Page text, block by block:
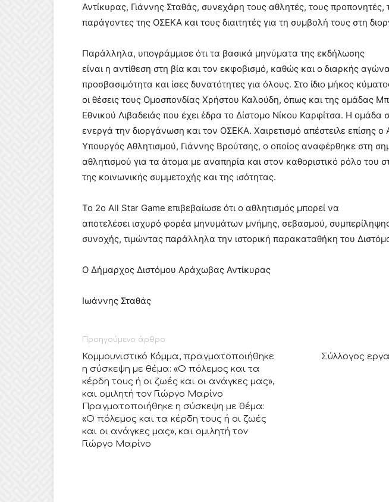
Αντίκυρας, Γιάννης Σταθάς, συνεχάρη τους αθλητές, τους προπονητές,
παράγοντες της ΟΣΕΚΑ και τους διαιτητές για τη συμβολή τους στη
Παράλληλα, υπογράμμισε ότι τα βασικά μηνύματα της εκδήλωσης
είναι η αντίθεση στη βία και τον εκφοβισμό, καθώς και ο διαρκής
προσβασιμότητα και ίσες δυνατότητες για όλους. Στο ίδιο μήκος
οι θέσεις τους Ομοσπονδίας Χρήστου Καλούδη, όπως και της ομάδας
Εθνικού Λιβαδειάς που έχει έδρα το Δίστομο Νίκου Καρφίτσα. Η ομάδα
ενεργά την διοργάνωση και τον ΟΣΕΚΑ. Χαιρετισμό απέστειλε επίσης
Υπουργός Αθλητισμού, Γιάννης Βρούτσης, ο οποίος αναφέρθηκε στη
αθλητισμού για τα άτομα με αναπηρία και στον καθοριστικό ρόλο του
της κοινωνικής συμμετοχής και της ισότητας.
Το 2ο All Star Game επιβεβαίωσε ότι ο αθλητισμός μπορεί να
αποτελέσει ισχυρό φορέα μηνυμάτων μνήμης, σεβασμού,
συνοχής, τιμώντας παράλληλα την ιστορική παρακαταθήκη του
Ο Δήμαρχος Διστόμου Αράχωβας Αντίκυρας
Ιωάννης Σταθάς
Προηγούμενο άρθρο
Κομμουνιστικό Κόμμα, πραγματοποιήθηκε
η σύσκεψη με θέμα: «Ο πόλεμος και τα
κέρδη τους ή οι ζωές και οι ανάγκες μας»,
και ομιλητή τον Γιώργο Μαρίνο
Πραγματοποιήθηκε η σύσκεψη με θέμα:
«Ο πόλεμος και τα κέρδη τους ή οι ζωές
και οι ανάγκες μας», και ομιλητή τον
Γιώργο Μαρίνο
Σύλλογος